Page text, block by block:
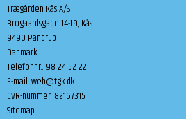
Trægården Kås A/S
Brogaardsgade 14-19, Kås
9490 Pandrup
Danmark
Telefonnr.: 98 24 52 22
E-mail:web@tgk.dk
CVR-nummer: 82167315
Sitemap